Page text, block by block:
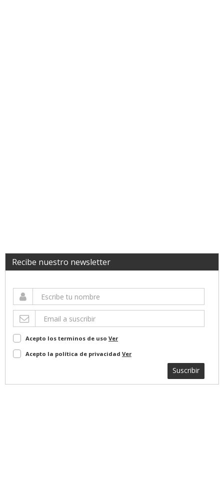
Recibe nuestro newsletter
Acepto los terminos de uso Ver
Acepto la política de privacidad Ver
Suscribir